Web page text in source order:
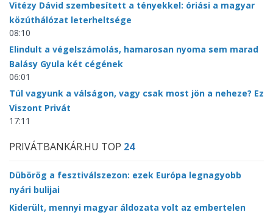
Vitézy Dávid szembesített a tényekkel: óriási a magyar
közúthálózat leterheltsége
08:10
Elindult a végelszámolás, hamarosan nyoma sem marad
Balásy Gyula két cégének
06:01
Túl vagyunk a válságon, vagy csak most jön a neheze? Ez
Viszont Privát
17:11
PRIVÁTBANKÁR.HU TOP 24
Dübörög a fesztiválszezon: ezek Európa legnagyobb
nyári bulijai
Kiderült, mennyi magyar áldozata volt az embertelen